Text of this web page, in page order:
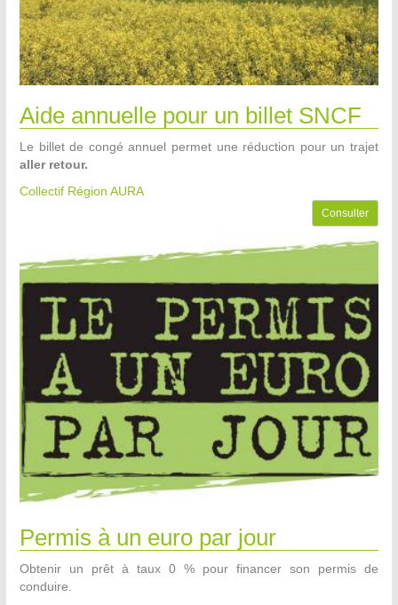
Aide annuelle pour un billet SNCF
Le billet de congé annuel permet une réduction pour un trajet
aller retour.
Collectif Région AURA
Consulter
Permis à un euro par jour
Obtenir un prêt à taux 0 % pour financer son permis de
conduire.